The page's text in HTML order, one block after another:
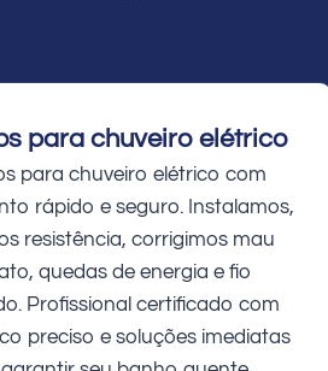
para chuveiro elétrico
para chuveiro elétrico com
rápido e seguro. Instalamos,
resistência, corrigimos mau
quedas de energia e fio
Profissional certificado com
preciso e soluções imediatas